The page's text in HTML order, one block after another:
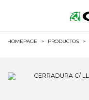
HOMEPAGE > PRODUCTOS >